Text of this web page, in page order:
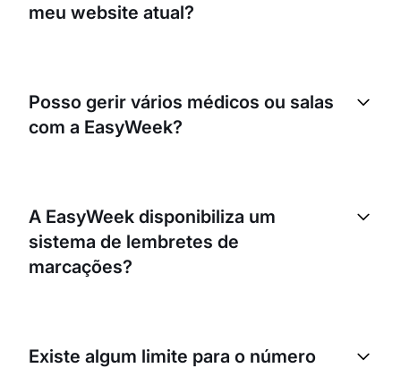
meu website atual?
reservas simples, que pode incorporar no seu site
para que os clientes possam marcar diretamente.
Posso gerir vários médicos ou salas
com a EasyWeek?
disponibilidade individuais para cada médico ou
sala, garantindo uma utilização eficiente dos
recursos.
A EasyWeek disponibiliza um
sistema de lembretes de
marcações?
sobre as suas marcações futuras. Isto ajuda a
Existe algum limite para o número